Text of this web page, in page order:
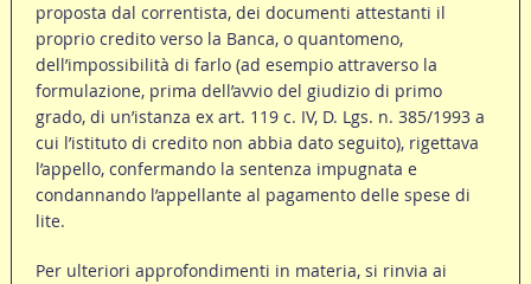
proposta dal correntista, dei documenti attestanti il
proprio credito verso la Banca, o quantomeno,
dell’impossibilità di farlo (ad esempio attraverso la
formulazione, prima dell’avvio del giudizio di primo
grado, di un’istanza ex art. 119 c. IV, D. Lgs. n. 385/1993 a
cui l’istituto di credito non abbia dato seguito), rigettava
l’appello, confermando la sentenza impugnata e
condannando l’appellante al pagamento delle spese di
lite.
Per ulteriori approfondimenti in materia, si rinvia ai